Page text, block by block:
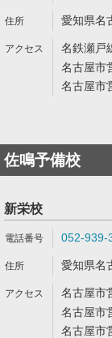
愛知県名
名鉄瀬戸
名古屋市
名古屋市
佐鳴予備校
新栄校
052-939-
愛知県名
名古屋市
名古屋市
名古屋市